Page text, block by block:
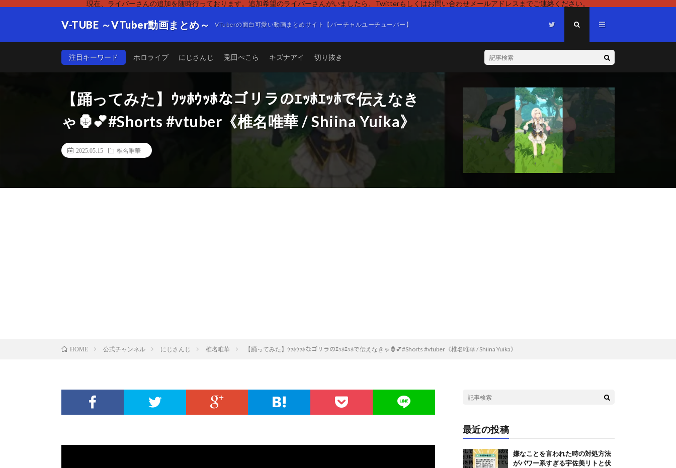
現在、ライバーさんの追加を随時行っております。追加希望のライバーさんがいましたら、Twitterもしくはお問い合わせメールアドレスまでご連絡ください。
V-TUBE ～VTuber動画まとめ～ VTuberの面白可愛い動画まとめサイト【バーチャルユーチューバー】
注目キーワード ホロライブ にじさんじ 兎田ぺこら キズナアイ 切り抜き
【踊ってみた】ｳｯﾎｳｯﾎなゴリラのｴｯﾎｴｯﾎで伝えなき
ゃ🦍💕#Shorts #vtuber《椎名唯華 / Shiina Yuika》
2025.05.15 椎名唯華
HOME 公式チャンネル にじさんじ 椎名唯華 【踊ってみた】ｳｯﾎｳｯﾎなゴリラのｴｯﾎｴｯﾎで伝えなきゃ🦍💕#Shorts #vtuber《椎名唯華 / Shiina Yuika》
最近の投稿
嫌なことを言われた時の対処方法
がパワー系すぎる宇佐美リトと伏